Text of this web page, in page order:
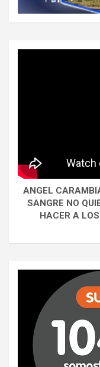
ANGEL
SANGRE NO
HACER A